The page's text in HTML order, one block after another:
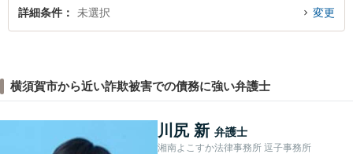
詳細条件 未選択 変更
横須賀市から近い詐欺被害での債務に強い弁護士
川尻 新 弁護士
湘南よこすか法律事務所 逗子事務所